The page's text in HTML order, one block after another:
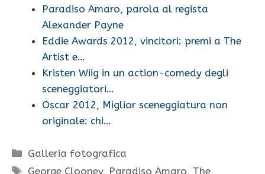
Paradiso Amaro, parola al regista
Alexander Payne
Eddie Awards 2012, vincitori: premi a The
Artist e…
Kristen Wiig in un action-comedy degli
sceneggiatori…
Oscar 2012, Miglior sceneggiatura non
originale: chi…
Categorie
Galleria fotografica
Tag
George Clooney, Paradiso Amaro, The